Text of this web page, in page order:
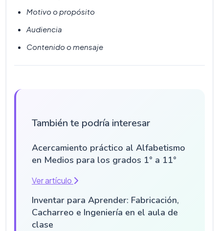
Motivo o propósito
Audiencia
Contenido o mensaje
También te podría interesar
Acercamiento práctico al Alfabetismo
en Medios para los grados 1° a 11°
Ver artículo
Inventar para Aprender: Fabricación,
Cacharreo e Ingeniería en el aula de
clase